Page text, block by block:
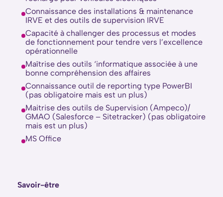
Connaissance des installations & maintenance
IRVE et des outils de supervision IRVE
Capacité à challenger des processus et modes
de fonctionnement pour tendre vers l’excellence
opérationnelle
Maîtrise des outils ‘informatique associée à une
bonne compréhension des affaires
Connaissance outil de reporting type PowerBI
(pas obligatoire mais est un plus)
Maitrise des outils de Supervision (Ampeco)/
GMAO (Salesforce – Sitetracker) (pas obligatoire
mais est un plus)
MS Office
Savoir-être